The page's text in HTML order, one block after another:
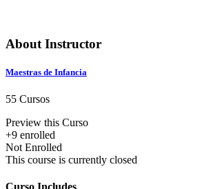
About Instructor
Maestras de Infancia
55 Cursos
Preview this Curso
+9 enrolled
Not Enrolled
This course is currently closed